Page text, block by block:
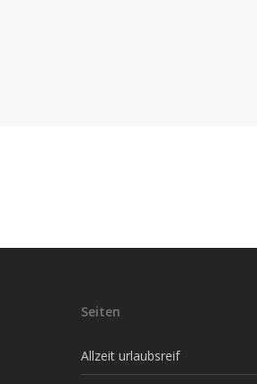
Seiten
Allzeit urlaubsreif